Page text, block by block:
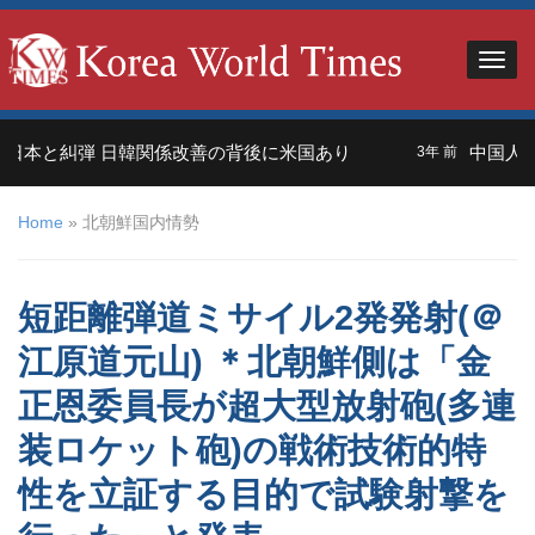
と糾弾 日韓関係改善の背後に米国あり 3年 前 中国人観
Home » 北朝鮮国内情勢
短距離弾道ミサイル2発発射(＠
江原道元山) ＊北朝鮮側は「金
正恩委員長が超大型放射砲(多連
装ロケット砲)の戦術技術的特
性を立証する目的で試験射撃を